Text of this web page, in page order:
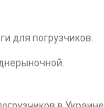
для погрузчиков.